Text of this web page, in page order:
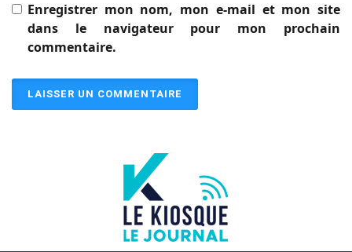
Enregistrer mon nom, mon e-mail et mon site
dans le navigateur pour mon prochain
commentaire.